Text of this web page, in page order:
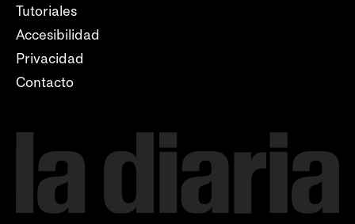
Tutoriales
Accesibilidad
Privacidad
Contacto